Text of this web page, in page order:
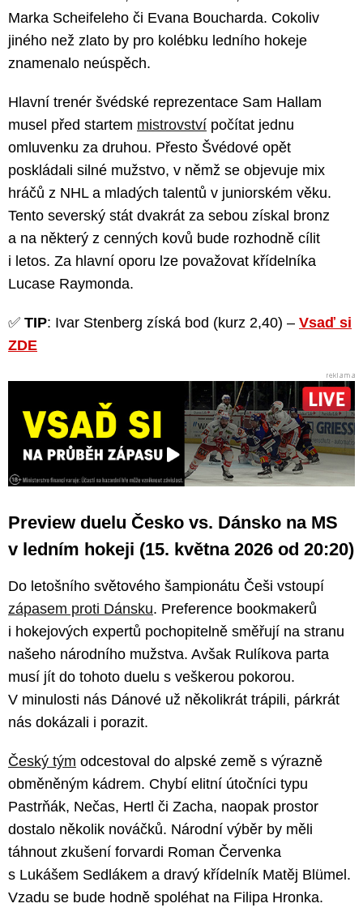
Marka Scheifeleho či Evana Boucharda. Cokoliv
jiného než zlato by pro kolébku ledního hokeje
znamenalo neúspěch.
Hlavní trenér švédské reprezentace Sam Hallam
musel před startem mistrovství počítat jednu
omluvenku za druhou. Přesto Švédové opět
poskládali silné mužstvo, v němž se objevuje mix
hráčů z NHL a mladých talentů v juniorském věku.
Tento severský stát dvakrát za sebou získal bronz
a na některý z cenných kovů bude rozhodně cílit
i letos. Za hlavní oporu lze považovat křídelníka
Lucase Raymonda.
✅ TIP: Ivar Stenberg získá bod (kurz 2,40) – Vsaď si
ZDE
Preview duelu Česko vs. Dánsko na MS
v ledním hokeji (15. května 2026 od 20:20)
Do letošního světového šampionátu Češi vstoupí
zápasem proti Dánsku. Preference bookmakerů
i hokejových expertů pochopitelně směřují na stranu
našeho národního mužstva. Avšak Rulíkova parta
musí jít do tohoto duelu s veškerou pokorou.
V minulosti nás Dánové už několikrát trápili, párkrát
nás dokázali i porazit.
Český tým odcestoval do alpské země s výrazně
obměněným kádrem. Chybí elitní útočníci typu
Pastrňák, Nečas, Hertl či Zacha, naopak prostor
dostalo několik nováčků. Národní výběr by měli
táhnout zkušení forvardi Roman Červenka
s Lukášem Sedlákem a dravý křídelník Matěj Blümel.
Vzadu se bude hodně spoléhat na Filipa Hronka.